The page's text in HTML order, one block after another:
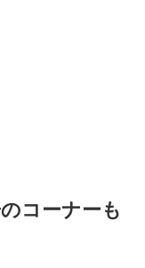
コーナーも